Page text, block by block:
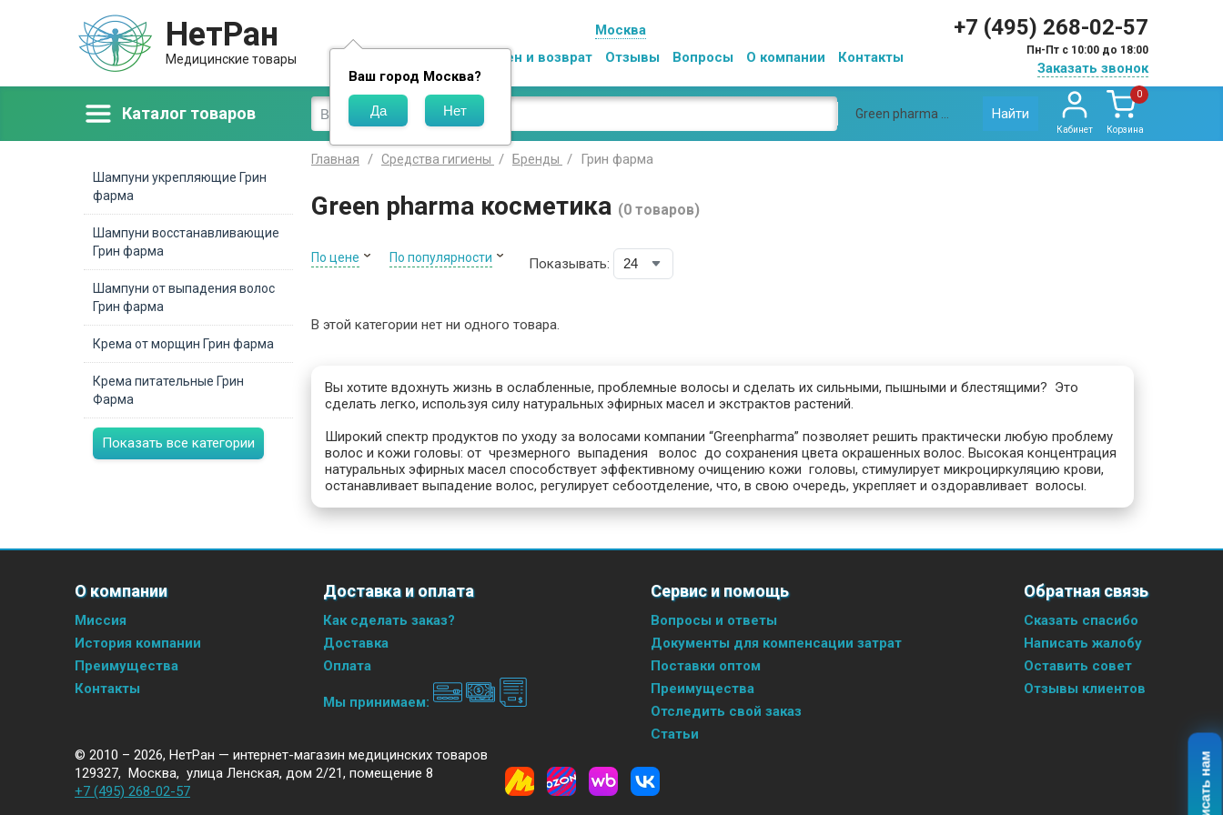
НетРан
Медицинские товары
Москва
Ваш город Москва?
Обмен и возврат Отзывы Вопросы О компании Контакты
+7 (495) 268-02-57
Пн-Пт с 10:00 до 18:00
Заказать звонок
Каталог товаров Найти
Кабинет
0
Корзина
Шампуни укрепляющие Грин
фарма
Шампуни восстанавливающие
Грин фарма
Шампуни от выпадения волос
Грин фарма
Крема от морщин Грин фарма
Крема питательные Грин
Фарма
Показать все категории
Главная Средства гигиены Бренды Грин фарма
Green pharma косметика (0 товаров)
По цене По популярности Показывать:
В этой категории нет ни одного товара.
Вы хотите вдохнуть жизнь в ослабленные, проблемные волосы и сделать их сильными, пышными и блестящими? Это
сделать легко, используя силу натуральных эфирных масел и экстрактов растений.
Широкий спектр продуктов по уходу за волосами компании “Greenpharma” позволяет решить практически любую проблему
волос и кожи головы: от чрезмерного выпадения волос до сохранения цвета окрашенных волос. Высокая концентрация
натуральных эфирных масел способствует эффективному очищению кожи головы, стимулирует микроциркуляцию крови,
останавливает выпадение волос, регулирует себоотделение, что, в свою очередь, укрепляет и оздоравливает волосы.
О компании
Миссия
История компании
Преимущества
Контакты
Доставка и оплата
Как сделать заказ?
Доставка
Оплата
Мы принимаем:
Сервис и помощь
Вопросы и ответы
Документы для компенсации затрат
Поставки оптом
Преимущества
Отследить свой заказ
Статьи
Обратная связь
Сказать спасибо
Написать жалобу
Оставить совет
Отзывы клиентов
© 2010 – 2026, НетРан — интернет-магазин медицинских товаров
129327, Москва, улица Ленская, дом 2/21, помещение 8
+7 (495) 268-02-57